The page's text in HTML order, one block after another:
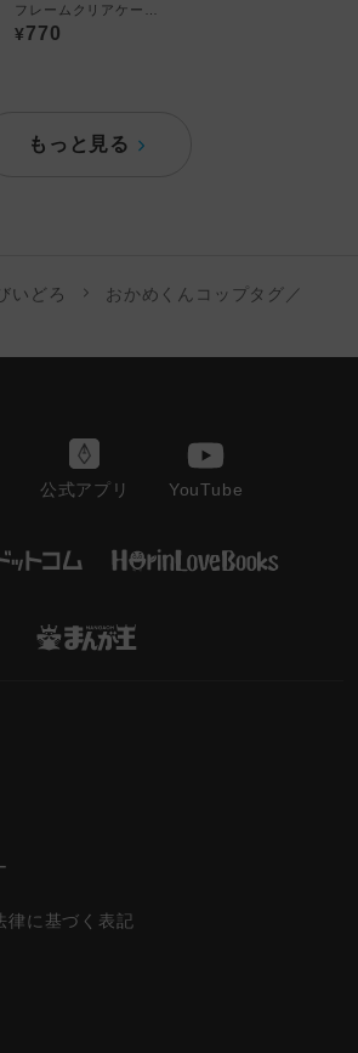
¥770
もっと見る
いどろ
おかめくんコップタグ／
公式アプリ YouTube
律に基づく表記